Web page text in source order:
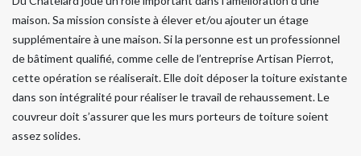
maison. Sa mission consiste à élever et/ou ajouter un étage
supplémentaire à une maison. Si la personne est un professionnel
de bâtiment qualifié, comme celle de l’entreprise Artisan Pierrot,
cette opération se réaliserait. Elle doit déposer la toiture existante
dans son intégralité pour réaliser le travail de rehaussement. Le
couvreur doit s’assurer que les murs porteurs de toiture soient
assez solides.